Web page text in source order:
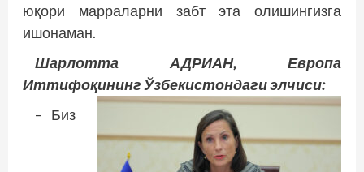
юқори марраларни забт эта олишингизга
ишонаман.
Шарлотта АДРИАН, Европа
Иттифоқининг Ўзбекистондаги элчиси:
– Биз